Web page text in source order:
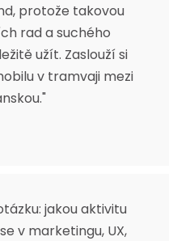
protože takovou
rad a suchého
užít. Zaslouží si
v tramvaji mezi
jakou aktivitu
v marketingu, UX,